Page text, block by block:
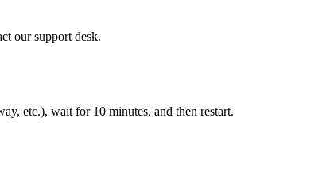
our support desk.
etc.), wait for 10 minutes, and then restart.